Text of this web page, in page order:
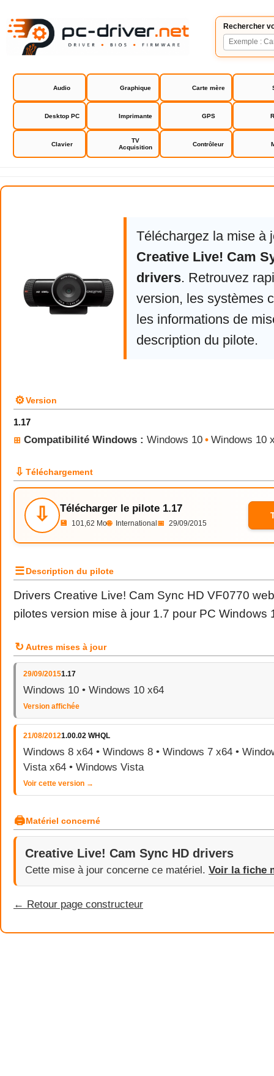
Rechercher
Audio Graphique Carte mère
Desktop PC Imprimante GPS
Clavier
TV
Acquisition
Contrôleur
Creative Live! Cam Sync HD
Téléchargez la mise à
Creative Live! Cam
drivers. Retrouvez
version, les systèmes
les informations de
description du pilote.
⚙Version
1.17
⊞ Compatibilité Windows : Windows 10 • Windows 10
⇩ Téléchargement
⇩ Télécharger le pilote 1.17
💾 101,62 Mo🌐 International 📅 29/09/2015
☰Description du pilote
Drivers Creative Live! Cam Sync HD VF0770
pilotes version mise à jour 1.7 pour PC Windows
↻ Autres mises à jour
29/09/20151.17
Windows 10 • Windows 10 x64
Version affichée
21/08/20121.00.02 WHQL
Windows 8 x64 • Windows 8 • Windows 7 x64 •
Vista x64 • Windows Vista
Voir cette version →
🖨Matériel concerné
Creative Live! Cam Sync HD drivers
Cette mise à jour concerne ce matériel. Voir la fiche
← Retour page constructeur